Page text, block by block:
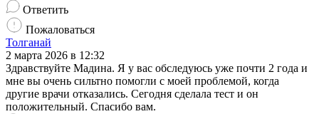
Ответить
Пожаловаться
Толганай
2 марта 2026 в 12:32
Здравствуйте Мадина. Я у вас обследуюсь уже почти 2 года и
мне вы очень сильтно помогли с моей проблемой, когда
другие врачи отказались. Сегодня сделала тест и он
положительный. Спасибо вам.